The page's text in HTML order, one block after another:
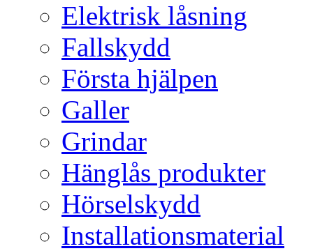
Elektrisk låsning
Fallskydd
Första hjälpen
Galler
Grindar
Hänglås produkter
Hörselskydd
Installationsmaterial